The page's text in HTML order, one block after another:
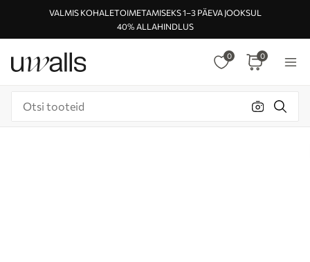
VALMIS KOHALETOIMETAMISEKS 1–3 PÄEVA JOOKSUL
40% ALLAHINDLUS
0 0